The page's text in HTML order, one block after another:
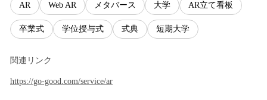
AR Web AR メタバース 大学 AR立て看板
卒業式 学位授与式 式典 短期大学
関連リンク
https://go-good.com/service/ar